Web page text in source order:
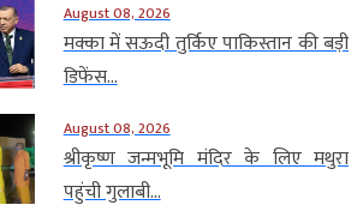
August 08, 2026
मक्का में सऊदी तुर्किए पाकिस्तान की बड़ी
डिफेंस...
August 08, 2026
श्रीकृष्ण जन्मभूमि मंदिर के लिए मथुरा
पहुंची गुलाबी...